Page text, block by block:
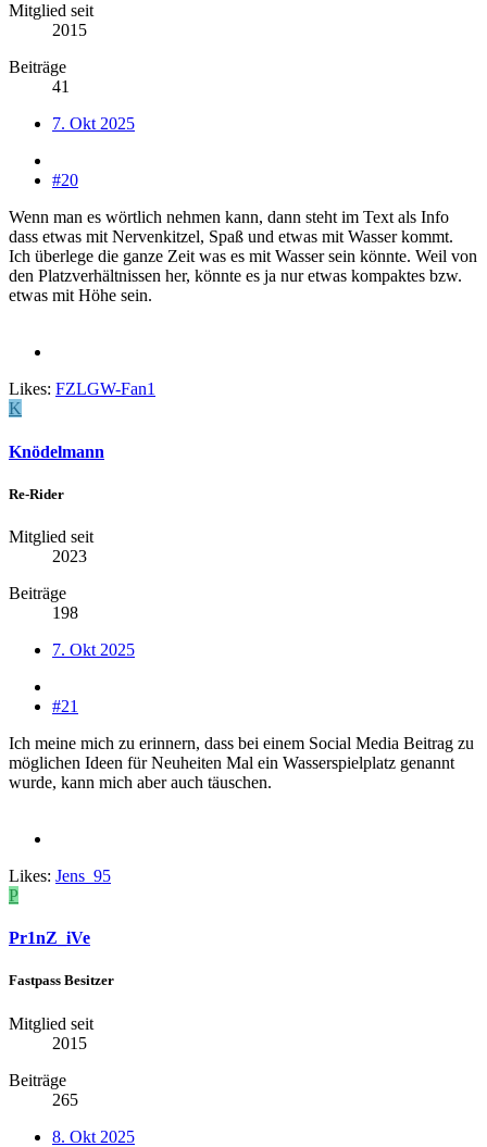
Mitglied seit
2015
Beiträge
41
7. Okt 2025
#20
Wenn man es wörtlich nehmen kann, dann steht im Text als Info
dass etwas mit Nervenkitzel, Spaß und etwas mit Wasser kommt.
Ich überlege die ganze Zeit was es mit Wasser sein könnte. Weil von
den Platzverhältnissen her, könnte es ja nur etwas kompaktes bzw.
etwas mit Höhe sein.
Likes: FZLGW-Fan1
K
Knödelmann
Re-Rider
Mitglied seit
2023
Beiträge
198
7. Okt 2025
#21
Ich meine mich zu erinnern, dass bei einem Social Media Beitrag zu
möglichen Ideen für Neuheiten Mal ein Wasserspielplatz genannt
wurde, kann mich aber auch täuschen.
Likes: Jens_95
P
Pr1nZ_iVe
Fastpass Besitzer
Mitglied seit
2015
Beiträge
265
8. Okt 2025